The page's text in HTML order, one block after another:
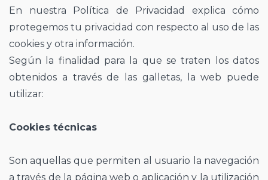
En nuestra Política de Privacidad explica cómo
protegemos tu privacidad con respecto al uso de las
cookies y otra información.
Según la finalidad para la que se traten los datos
obtenidos a través de las galletas, la web puede
utilizar:
Cookies técnicas
Son aquellas que permiten al usuario la navegación
a través de la página web o aplicación y la utilización